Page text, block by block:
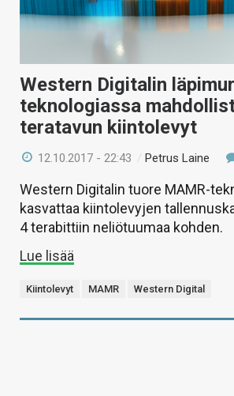
Western Digitalin
teknologiassa
teratavun kiintolevyt
12.10.2017 - 22:43 /Petrus Laine
Western Digitalin tuore MAMR-
kasvattaa kiintolevyjen
4 terabittiin neliötuumaa kohden.
Lue lisää
Kiintolevyt MAMR Western Digital